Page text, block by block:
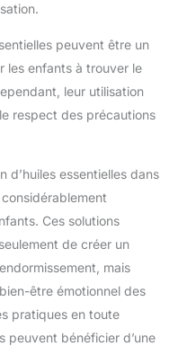
peuvent être un
les enfants à trouver le
leur utilisation
respect des précautions
d’huiles essentielles dans
Ces solutions
de créer un
mais
être émotionnel des
pratiques en toute
peuvent bénéficier d’une